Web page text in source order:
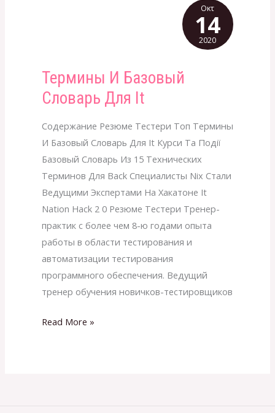
Термины И Базовый
Словарь Для It
Содержание Резюме Тестери Топ Термины
И Базовый Словарь Для It Курси Та Події
Базовый Словарь Из 15 Технических
Терминов Для Back Специалисты Nix Стали
Ведущими Экспертами На Хакатоне It
Nation Hack 2 0 Резюме Тестери Тренер-
практик с более чем 8-ю годами опыта
работы в области тестирования и
автоматизации тестирования
программного обеспечения. Ведущий
тренер обучения новичков-тестировщиков
Термины
И
Словарь
Для
It
Read More »
Οκτ
14
2020